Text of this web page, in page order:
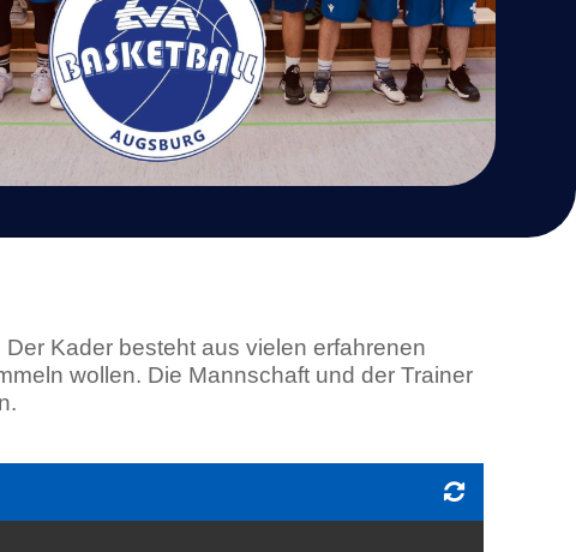
Kader besteht aus vielen erfahrenen
wollen. Die Mannschaft und der Trainer